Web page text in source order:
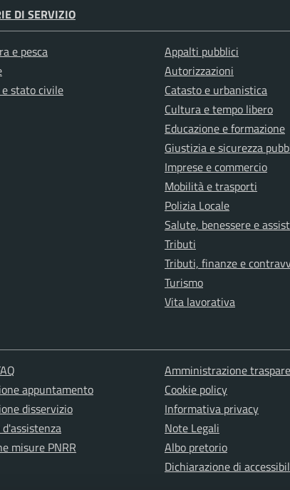
DI SERVIZIO
e pesca
stato civile
Appalti pubblici
Autorizzazioni
Catasto e urbanistica
Cultura e tempo libero
Educazione e formazione
Giustizia e sicurezza
Imprese e commercio
Mobilità e trasporti
Polizia Locale
Salute, benessere e
Tributi
Tributi, finanze e
Turismo
Vita lavorativa
appuntamento
disservizio
misure PNRR
Amministrazione
Cookie policy
Informativa privacy
Note Legali
Albo pretorio
Dichiarazione di